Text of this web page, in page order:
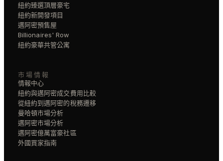
紐約臻選頂層豪宅
紐約新開發項目
邁阿密預售屋
Billionaires' Row
紐約豪華共管公寓
市場情報
情報中心
紐約與邁阿密成交費用比較
從紐約到邁阿密的稅務遷移
曼哈頓市場分析
邁阿密市場分析
邁阿密億萬富豪社區
外國買家指南